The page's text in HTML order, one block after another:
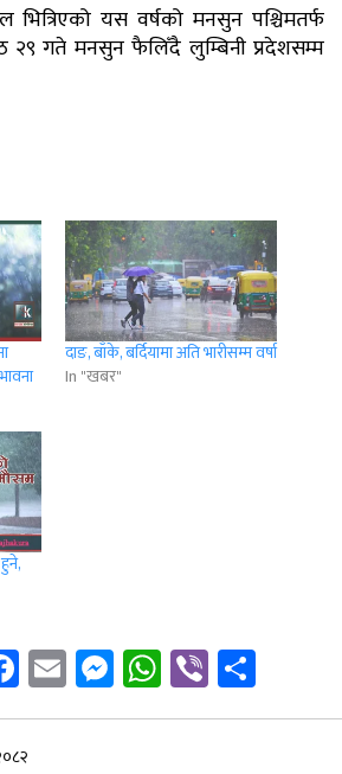
यस वर्षको मनसुन पश्चिमतर्फ
गते मनसुन फैलिँदै लुम्बिनी प्रदेशसम्म
दाङ, बाँके, बर्दियामा अति भारीसम्म वर्षा
In "खबर"
Facebook
EmailMessenger
WhatsApp
Viber